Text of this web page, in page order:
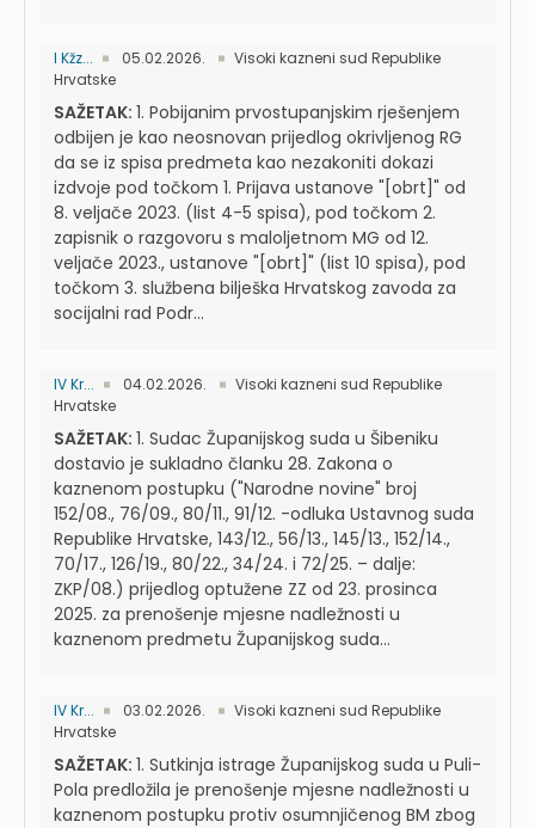
I Kžz... 05.02.2026.
Visoki kazneni sud Republike
Hrvatske
SAŽETAK: 1. Pobijanim prvostupanjskim rješenjem
odbijen je kao neosnovan prijedlog okrivljenog RG
da se iz spisa predmeta kao nezakoniti dokazi
izdvoje pod točkom 1. Prijava ustanove "[obrt]" od
8. veljače 2023. (list 4-5 spisa), pod točkom 2.
zapisnik o razgovoru s maloljetnom MG od 12.
veljače 2023., ustanove "[obrt]" (list 10 spisa), pod
točkom 3. službena bilješka Hrvatskog zavoda za
socijalni rad Podr...
IV Kr... 04.02.2026.
Visoki kazneni sud Republike
Hrvatske
SAŽETAK: 1. Sudac Županijskog suda u Šibeniku
dostavio je sukladno članku 28. Zakona o
kaznenom postupku ("Narodne novine" broj
152/08., 76/09., 80/11., 91/12. -odluka Ustavnog suda
Republike Hrvatske, 143/12., 56/13., 145/13., 152/14.,
70/17., 126/19., 80/22., 34/24. i 72/25. – dalje:
ZKP/08.) prijedlog optužene ZZ od 23. prosinca
2025. za prenošenje mjesne nadležnosti u
kaznenom predmetu Županijskog suda...
IV Kr... 03.02.2026.
Visoki kazneni sud Republike
Hrvatske
SAŽETAK: 1. Sutkinja istrage Županijskog suda u Puli-
Pola predložila je prenošenje mjesne nadležnosti u
kaznenom postupku protiv osumnjičenog BM zbog